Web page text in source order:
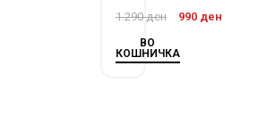
1.290ден 990 ден
ВО
КОШНИЧКА